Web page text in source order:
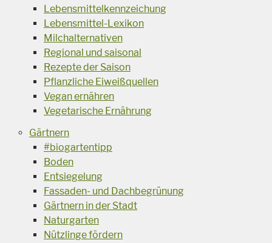
Lebensmittelkennzeichung
Lebensmittel-Lexikon
Milchalternativen
Regional und saisonal
Rezepte der Saison
Pflanzliche Eiweißquellen
Vegan ernähren
Vegetarische Ernährung
Gärtnern
#biogartentipp
Boden
Entsiegelung
Fassaden- und Dachbegrünung
Gärtnern in der Stadt
Naturgarten
Nützlinge fördern